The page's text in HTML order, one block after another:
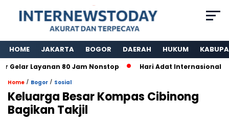
HOME JAKARTA BOGOR DAERAH HUKUM
Layanan 80 Jam Nonstop Hari Adat Internasional Ke 39
Home / Bogor / Sosial
Keluarga Besar Kompas Cibinong
Bagikan Takjil